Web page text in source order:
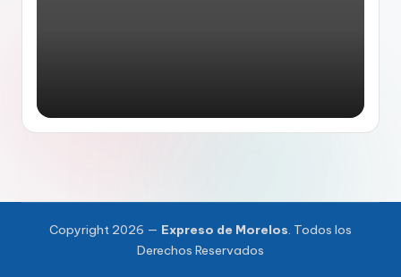
Copyright 2026 — Expreso de Morelos. Todos los
Derechos Reservados